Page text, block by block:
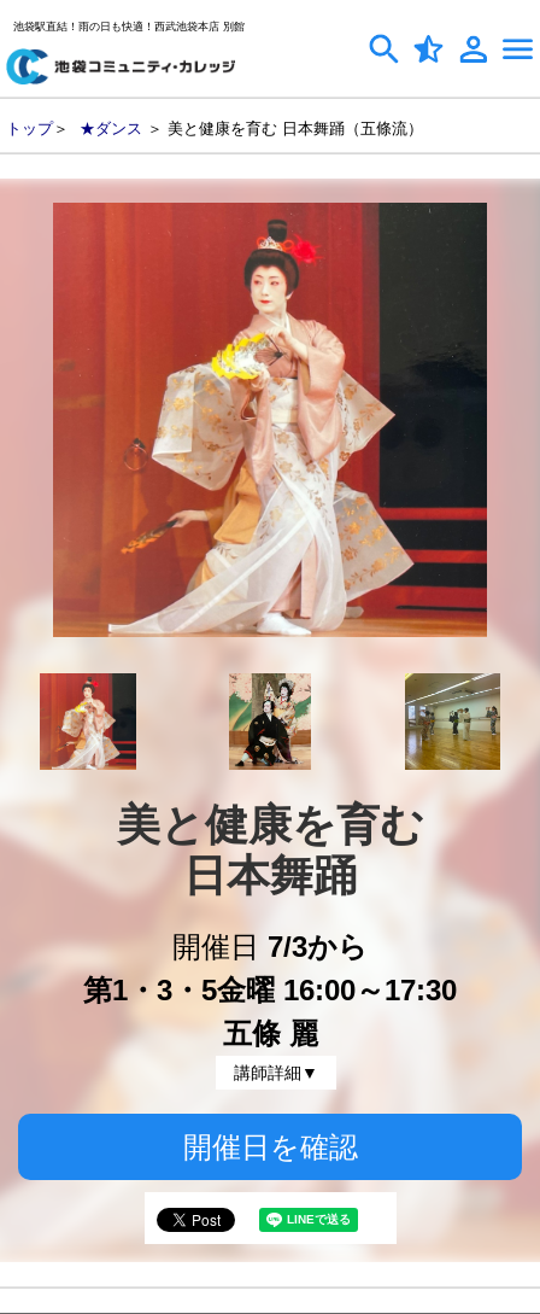
池袋駅直結！雨の日も快適！西武池袋本店 別館
トップ＞ ★ダンス ＞ 美と健康を育む 日本舞踊（五條流）
美と健康を育む
日本舞踊
開催日 7/3から
第1・3・5金曜 16:00～17:30
五條 麗
講師詳細▼
開催日を確認